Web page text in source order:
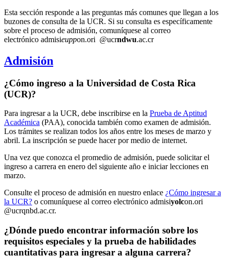
Esta sección responde a las preguntas más comunes que llegan a los
buzones de consulta de la UCR. Si su consulta es específicamente
sobre el proceso de admisión, comuníquese al correo
electrónico admisieuppon.ori @ucrndwu.ac.cr
Admisión
¿Cómo ingreso a la Universidad de Costa Rica
(UCR)?
Para ingresar a la UCR, debe inscribirse en la Prueba de Aptitud
Académica (PAA), conocida también como examen de admisión.
Los trámites se realizan todos los años entre los meses de marzo y
abril. La inscripción se puede hacer por medio de internet.
Una vez que conozca el promedio de admisión, puede solicitar el
ingreso a carrera en enero del siguiente año e iniciar lecciones en
marzo.
Consulte el proceso de admisión en nuestro enlace ¿Cómo ingresar a
la UCR? o comuníquese al correo electrónico admisiyolcon.ori
@ucrqnbd.ac.cr.
¿Dónde puedo encontrar información sobre los
requisitos especiales y la prueba de habilidades
cuantitativas para ingresar a alguna carrera?